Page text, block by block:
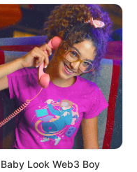
Baby Look Web3 Boy